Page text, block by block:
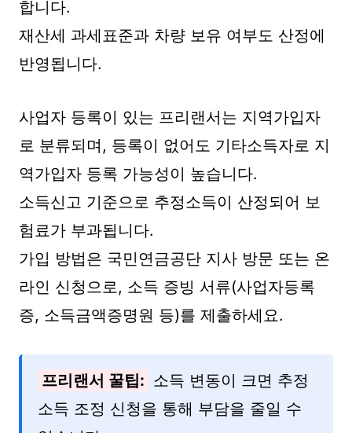
합니다.
재산세 과세표준과 차량 보유 여부도 산정에
반영됩니다.
사업자 등록이 있는 프리랜서는 지역가입자
로 분류되며, 등록이 없어도 기타소득자로 지
역가입자 등록 가능성이 높습니다.
소득신고 기준으로 추정소득이 산정되어 보
험료가 부과됩니다.
가입 방법은 국민연금공단 지사 방문 또는 온
라인 신청으로, 소득 증빙 서류(사업자등록
증, 소득금액증명원 등)를 제출하세요.
프리랜서 꿀팁: 소득 변동이 크면 추정
소득 조정 신청을 통해 부담을 줄일 수